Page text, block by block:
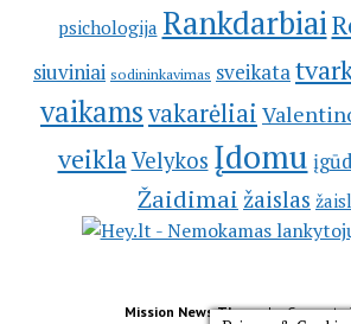
psichologija Rankdarbiai
siuviniai sodininkavimas sveikata
vaikamsvakarėliai
veikla Velykos Įdomu
Žaidimai žaislas
Mission News Themeby Compete